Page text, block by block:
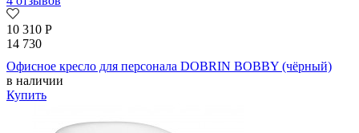
10 310 Р
14 730
Офисное кресло для персонала DOBRIN BOBBY (чёрный)
в наличии
Купить